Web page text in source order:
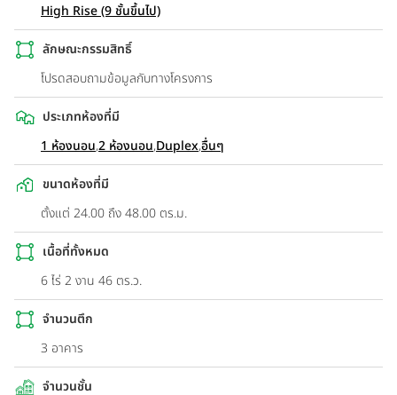
High Rise (9 ชั้นขึ้นไป)
ลักษณะกรรมสิทธิ์
โปรดสอบถามข้อมูลกับทางโครงการ
ประเภทห้องที่มี
1 ห้องนอน,2 ห้องนอน,Duplex,อื่นๆ
ขนาดห้องที่มี
ตั้งแต่ 24.00 ถึง 48.00 ตร.ม.
เนื้อที่ทั้งหมด
6 ไร่ 2 งาน 46 ตร.ว.
จำนวนตึก
3 อาคาร
จำนวนชั้น